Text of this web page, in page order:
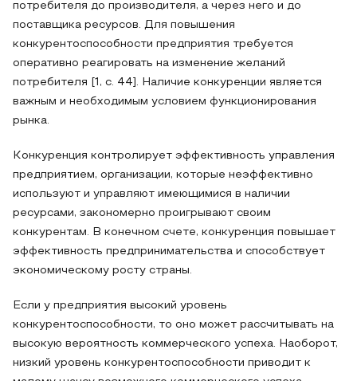
потребителя до производителя, а через него и до
поставщика ресурсов. Для повышения
конкурентоспособности предприятия требуется
оперативно реагировать на изменение желаний
потребителя [1, с. 44]. Наличие конкуренции является
важным и необходимым условием функционирования
рынка.
Конкуренция контролирует эффективность управления
предприятием, организации, которые неэффективно
используют и управляют имеющимися в наличии
ресурсами, закономерно проигрывают своим
конкурентам. В конечном счете, конкуренция повышает
эффективность предпринимательства и способствует
экономическому росту страны.
Если у предприятия высокий уровень
конкурентоспособности, то оно может рассчитывать на
высокую вероятность коммерческого успеха. Наоборот,
низкий уровень конкурентоспособности приводит к